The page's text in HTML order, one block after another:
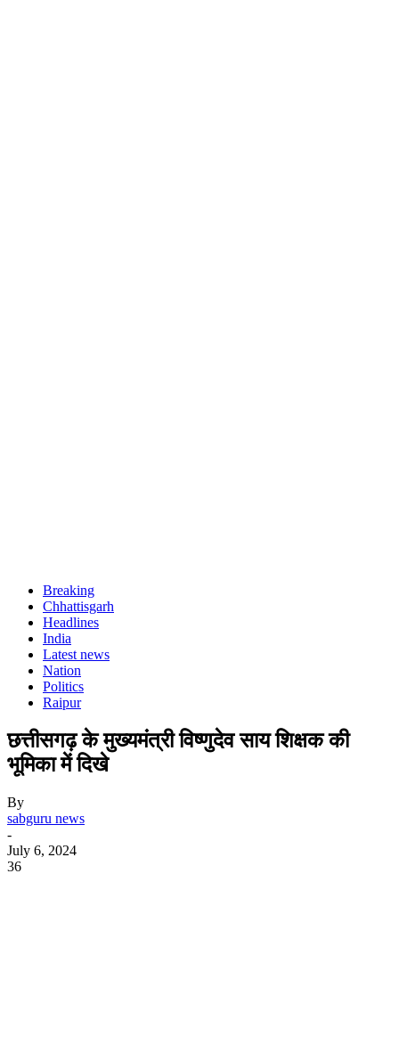
Breaking
Chhattisgarh
Headlines
India
Latest news
Nation
Politics
Raipur
छत्तीसगढ़ के मुख्यमंत्री विष्णुदेव साय शिक्षक की
भूमिका में दिखे
By
sabguru news
-
July 6, 2024
36